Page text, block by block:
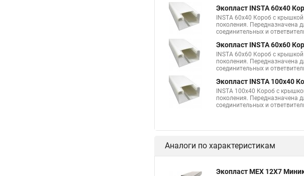
Экопласт INSTA 60х40
INSTA 60х40 Короб с
поколения. Передназначена
соединительных и
Экопласт INSTA 60х60
INSTA 60х60 Короб с
поколения. Передназначена
соединительных и
Экопласт INSTA 100x40
INSTA 100x40 Короб с
поколения. Передназначена
соединительных и
Аналоги по характеристикам
Экопласт MEX 12Х7